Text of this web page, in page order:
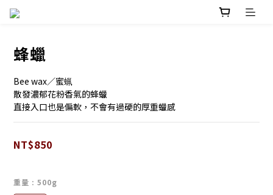
蜂蠟
Bee wax／蜜蝋
散發濃郁花粉香氣的蜂蠟
直接入口也是偏軟，不會有過硬的厚重蠟感
NT$850
重量 : 500g